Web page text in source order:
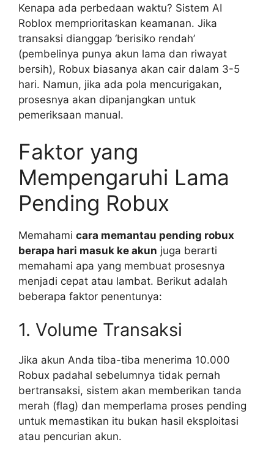
Kenapa ada perbedaan waktu? Sistem AI
Roblox memprioritaskan keamanan. Jika
transaksi dianggap ‘berisiko rendah’
(pembelinya punya akun lama dan riwayat
bersih), Robux biasanya akan cair dalam 3-5
hari. Namun, jika ada pola mencurigakan,
prosesnya akan dipanjangkan untuk
pemeriksaan manual.
Faktor yang
Mempengaruhi Lama
Pending Robux
Memahami cara memantau pending robux
berapa hari masuk ke akun juga berarti
memahami apa yang membuat prosesnya
menjadi cepat atau lambat. Berikut adalah
beberapa faktor penentunya:
1. Volume Transaksi
Jika akun Anda tiba-tiba menerima 10.000
Robux padahal sebelumnya tidak pernah
bertransaksi, sistem akan memberikan tanda
merah (flag) dan memperlama proses pending
untuk memastikan itu bukan hasil eksploitasi
atau pencurian akun.